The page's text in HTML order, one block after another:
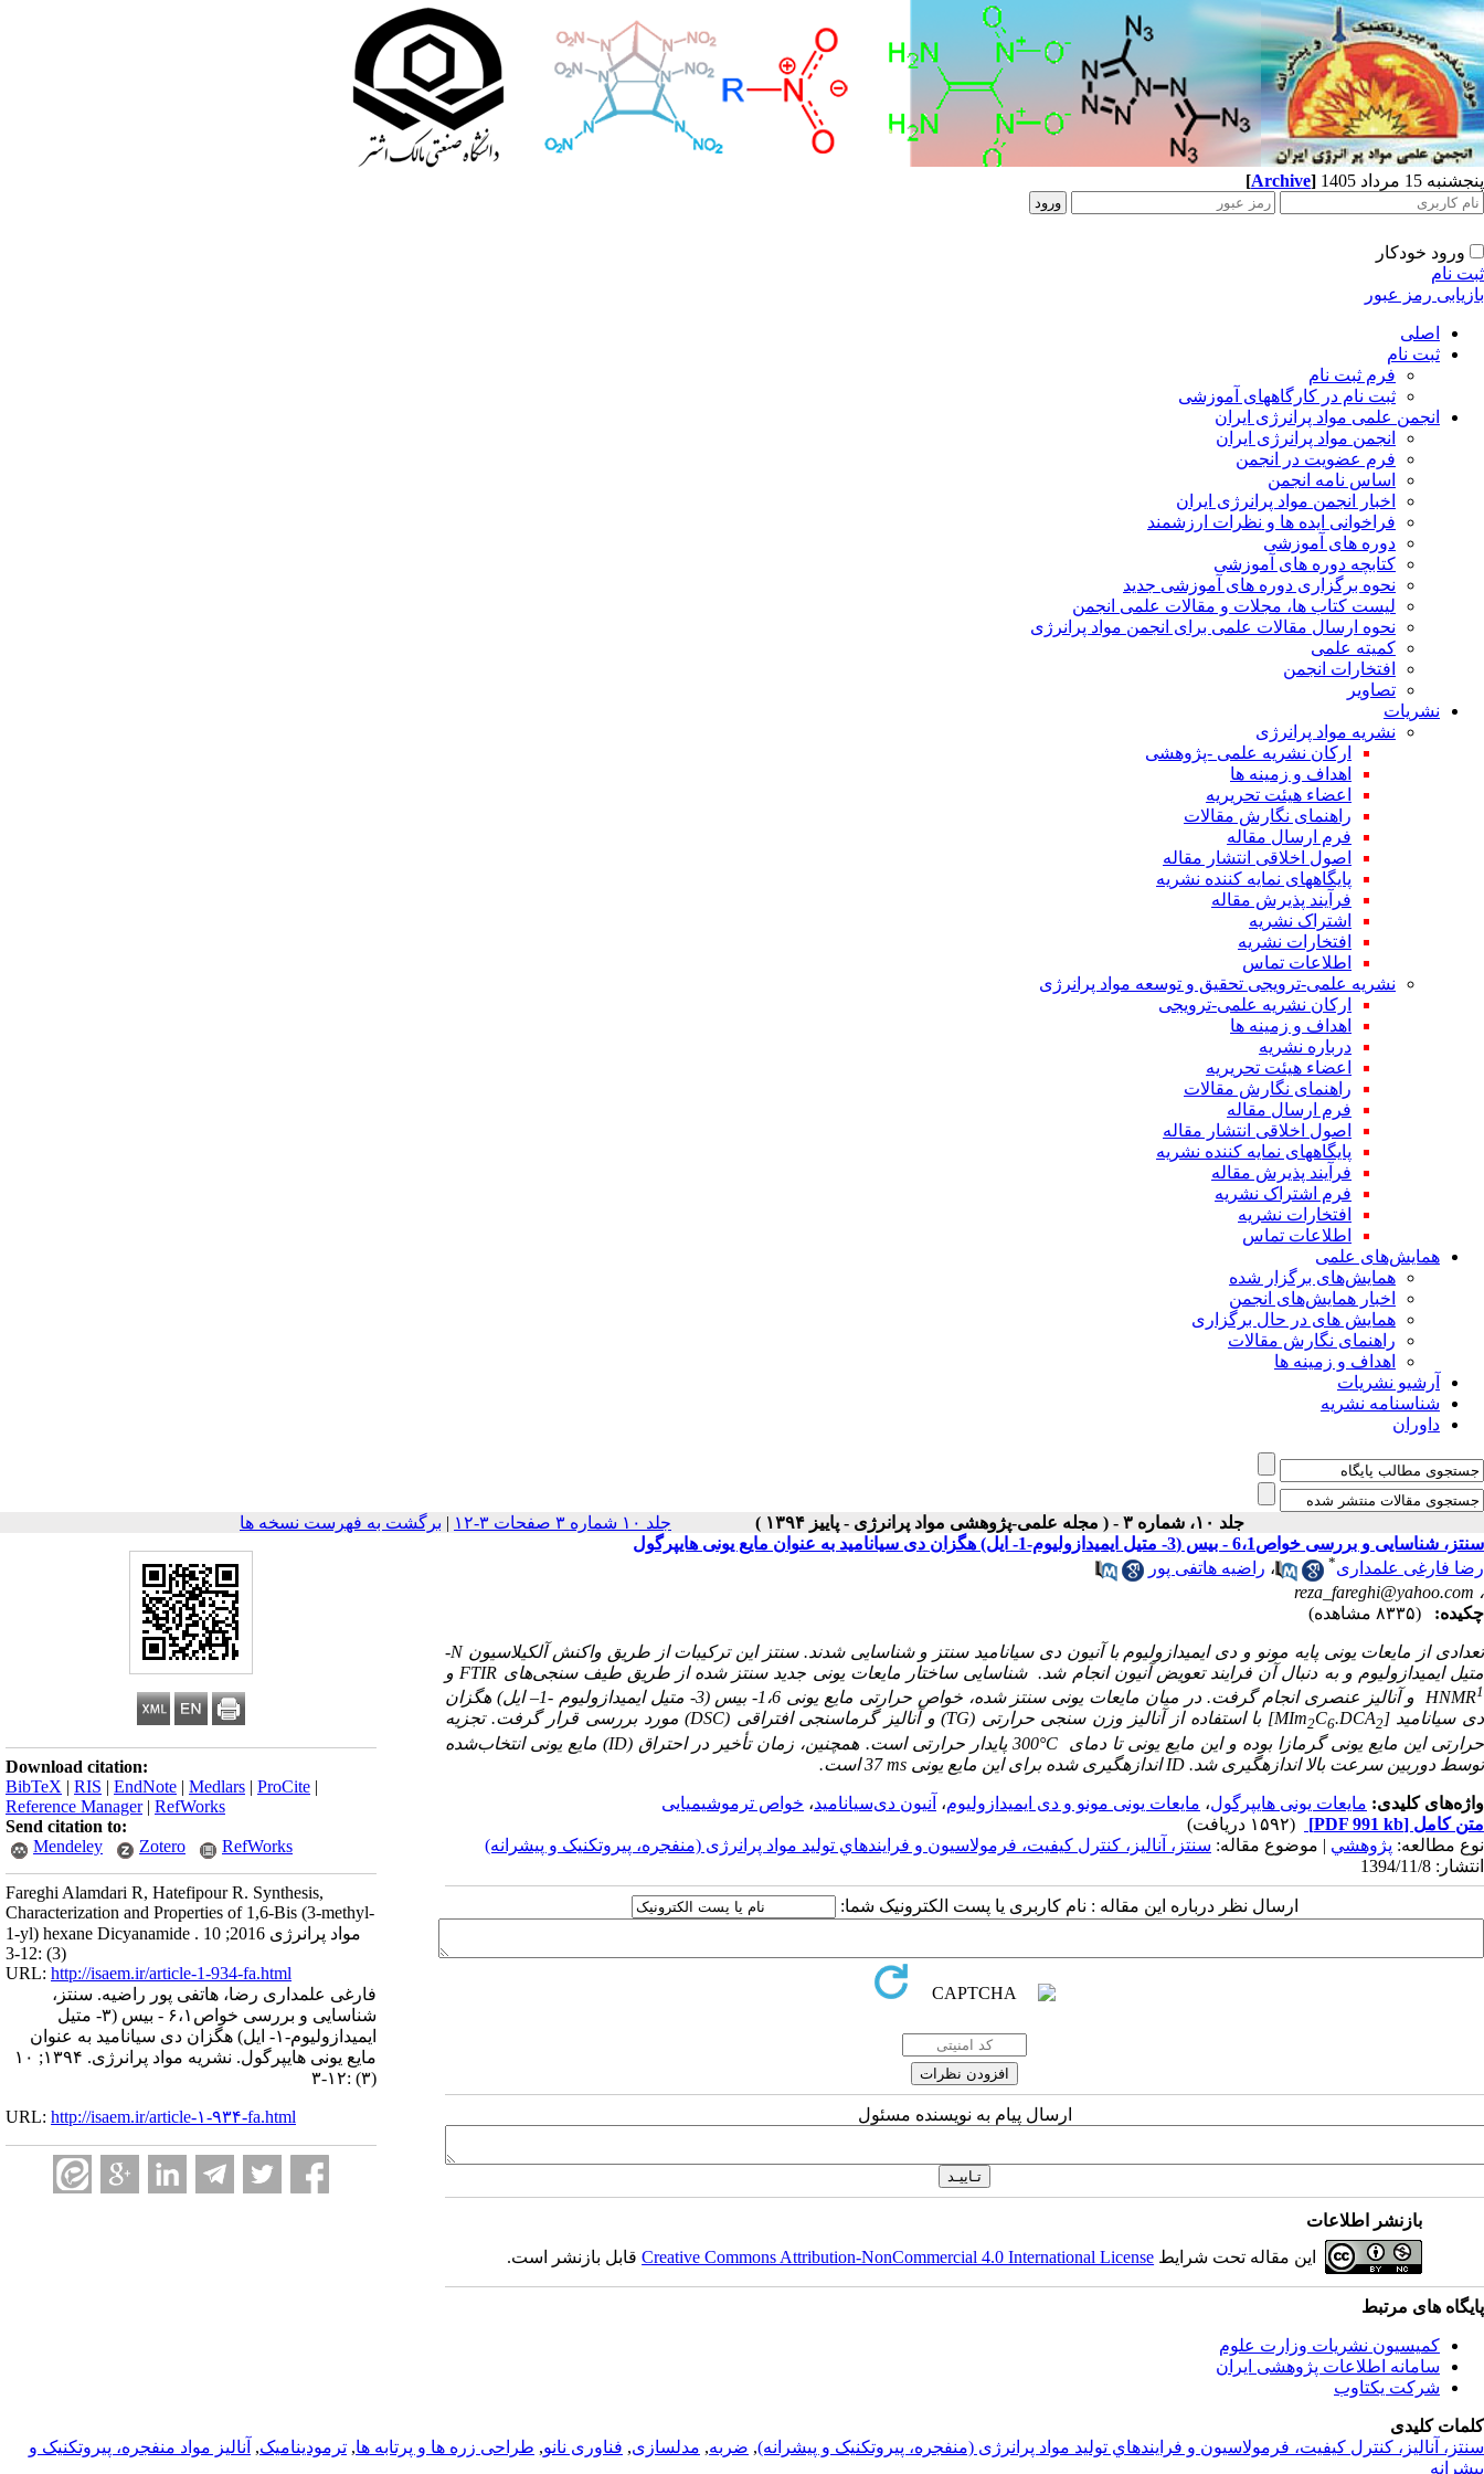
پنجشنبه 15 مرداد 1405 [Archive]
ورود خودکار
ثبت نام
بازیابی رمز عبور
اصلی
ثبت نام
فرم ثبت نام
ثبت نام در کارگاههای آموزشی
انجمن علمی مواد پرانرژی ایران
انجمن مواد پرانرژی ایران
فرم عضویت در انجمن
اساس نامه انجمن
اخبار انجمن مواد پرانرژی ایران
فراخوانی ایده ها و نظرات ارزشمند
دوره های آموزشی
کتابچه دوره های آموزشی
نحوه برگزاری دوره های آموزشی جدید
لیست کتاب ها، مجلات و مقالات علمی انجمن
نحوه ارسال مقالات علمی برای انجمن مواد پرانرژی
کمیته علمی
افتخارات انجمن
تصاویر
نشریات
نشریه مواد پرانرژی
ارکان نشریه علمی -پژوهشی
اهداف و زمینه ها
اعضاء هیئت تحریریه
راهنمای نگارش مقالات
فرم ارسال مقاله
اصول اخلاقی انتشار مقاله
پایگاههای نمایه کننده نشریه
فرآیند پذیرش مقاله
اشتراک نشریه
افتخارات نشریه
اطلاعات تماس
نشریه علمی-ترویجی تحقیق و توسعه مواد پرانرژی
ارکان نشریه علمی-ترویجی
اهداف و زمینه ها
درباره نشریه
اعضاء هیئت تحریریه
راهنمای نگارش مقالات
فرم ارسال مقاله
اصول اخلاقی انتشار مقاله
پایگاههای نمایه کننده نشریه
فرآیند پذیرش مقاله
فرم اشتراک نشریه
افتخارات نشریه
اطلاعات تماس
همایش‌های علمی
همایش‌های برگزار شده
اخبار همایش‌های انجمن
همایش های در حال برگزاری
راهنمای نگارش مقالات
اهداف و زمینه ها
آرشیو نشریات
شناسنامه نشریه
داوران
جلد ۱۰، شماره ۳ - ( مجله علمی-پژوهشی مواد پرانرژی - پاییز ۱۳۹۴ ) جلد ۱۰ شماره ۳ صفحات ۳-۱۲ | برگشت به فهرست نسخه ها
Download citation:
BibTeX | RIS | EndNote | Medlars | ProCite |
Reference Manager| RefWorks
Send citation to:
Mendeley
Zotero RefWorks
Fareghi Alamdari R, Hatefipour R. Synthesis,
Characterization and Properties of 1,6-Bis (3-methyl-
1-yl) hexane Dicyanamide . مواد پرانرژی 2016; 10
(3) :12-3
URL: http://isaem.ir/article-1-934-fa.html
فارغی علمداری رضا، هاتفی پور راضیه. سنتز،
شناسایی و بررسی خواص۶،۱ - بیس (۳- متیل
ایمیدازولیوم-۱- ایل) هگزان دی سیانامید به عنوان
مایع یونی هایپرگول. نشریه مواد پرانرژی. ۱۳۹۴; ۱۰
(۳) :۱۲-۳
URL: http://isaem.ir/article-۱-۹۳۴-fa.html
سنتز، شناسایی و بررسی خواص6،1 - بیس (3- متیل ایمیدازولیوم-1- ایل) هگزان دی سیانامید به عنوان مایع یونی هایپرگول
رضا فارغی علمداری* ، راضیه هاتفی پور
، reza_fareghi@yahoo.com
چکیده:
(۸۳۳۵ مشاهده)
تعدادی از مایعات یونی پایه مونو و دی ایمیدازولیوم با آنیون دی سیانامید سنتز و شناسایی شدند. سنتز این ترکیباتاز طریق واکنش آلکیلاسیونN
-
متیل ایمیدازولیوم و به دنبال آن فرایند تعویض آنیون انجام شد. شناسایی ساختار مایعات یونی جدید سنتز شده از طریق طیف ‌سنجی‌های FTIR و
1
HNMR
و آنالیز عنصری انجام گرفت. در میان مایعات یونی سنتز شده، خواص حرارتی مایع یونی 1،6- بیس (3- متیل ایمیدازولیوم -1– ایل) هگزان
دی سیانامید
[MIm2C6.DCA2] با استفاده از آنالیز وزن سنجی حرارتی (TG)و آنالیز گرماسنجی افتراقی (DSC)مورد بررسی قرار گرفت. تجزیه
حرارتی این مایع یونی گرمازا بوده و این مایع یونی تا دمای
°C300 پایدار حرارتی است. همچنین، زمان تأخیر در احتراق (ID)مایع یونی انتخاب‌شده
توسط دوربین سرعت بالا اندازه­گیری شد. IDاندازه­گیری شده برای این مایع یونی ms37 است.
واژه‌های کلیدی: مایعات یونی هایپرگول، مایعات یونی مونو و دی ایمیدازولیوم، آنیون دی‌سیانامید، خواص ترموشیمیایی
متن کامل [PDF 991 kb]
(۱۵۹۲ دریافت)
نوع مطالعه: پژوهشي | موضوع مقاله: سنتز، آناليز، کنترل کيفيت، فرمولاسيون و فرايندهاي توليد مواد پرانرژی (منفجره، پيروتکنيک و پيشرانه)
انتشار: 1394/11/8
ارسال نظر درباره این مقاله : نام کاربری یا پست الکترونیک شما:
ارسال پیام به نویسنده مسئول
بازنشر اطلاعات
این مقاله تحت شرایط Creative Commons Attribution-NonCommercial 4.0 International Licenseقابل بازنشر است.
پایگاه های مرتبط
کمیسیون نشریات وزارت علوم
سامانه اطلاعات پژوهشی ایران
شرکت یکتاوب
کلمات کلیدی
سنتز، آناليز، کنترل کيفيت، فرمولاسيون و فرايندهاي توليد مواد پرانرژی (منفجره، پيروتکنيک و پيشرانه), ضربه, مدلسازی, فناوری نانو, طراحی زره ها و پرتابه ها, ترمودینامیک, آناليز مواد منفجره، پیروتکنیک و
پیشرانه